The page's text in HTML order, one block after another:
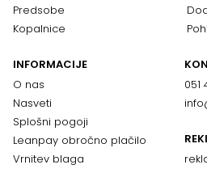
Predsobe
Kopalnice
INFORMACIJE
O nas
Nasveti
Splošni pogoji
Leanpay obročno plačilo
Vrnitev blaga
051